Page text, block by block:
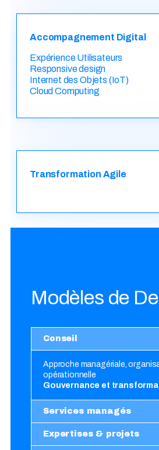
Accompagnement Digital
Expérience Utilisateurs
Responsive design
Internet des Objets (IoT)
Cloud Computing
Transformation Agile
Modèles de
Conseil
Approche managériale,
opérationnelle
Gouvernance et
Services managés
Expertises & projets